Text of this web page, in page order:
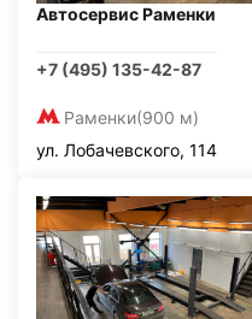
Автосервис Раменки
+7 (495) 135-42-87
Раменки(900 м)
ул. Лобачевского, 114